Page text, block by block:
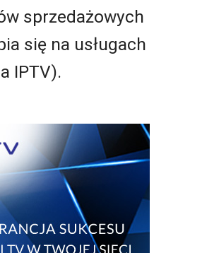
sprzedażowych
się na usługach
IPTV).